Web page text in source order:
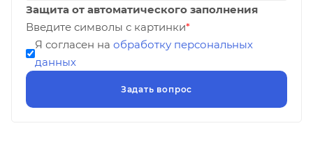
Защита от автоматического заполнения
Введите символы с картинки*
Я согласен на обработку персональных
данных